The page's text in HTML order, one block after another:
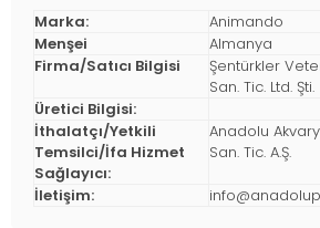
Marka:
Animando
Menşei
Almanya
Firma/Satıcı Bilgisi
Şentürkler
San. Tic. Ltd. Şti.
Üretici Bilgisi:
İthalatçı/Yetkili
Temsilci/İfa Hizmet
Sağlayıcı:
Anadolu
San. Tic. A.Ş.
İletişim: